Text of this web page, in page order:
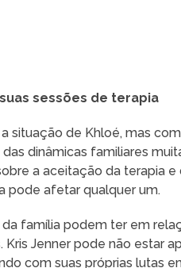
sessões de terapia
situação de Khloé, mas
dinâmicas familiares
a aceitação da terapia e
pode afetar qualquer um.
família podem ter em
Jenner pode não estar
com suas próprias lutas